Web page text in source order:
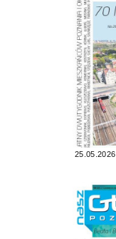
25.05.2026